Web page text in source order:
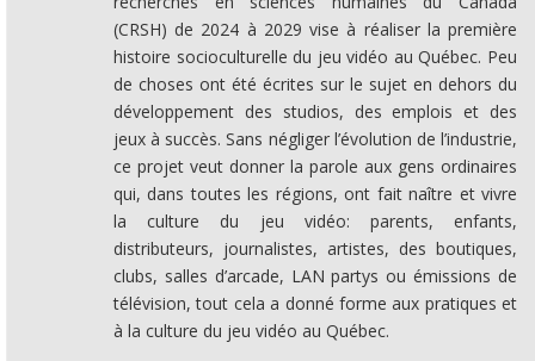
(CRSH) de 2024 à 2029 vise à réaliser la première
histoire socioculturelle du jeu vidéo au Québec. Peu
de choses ont été écrites sur le sujet en dehors du
développement des studios, des emplois et des
jeux à succès. Sans négliger l’évolution de l’industrie,
ce projet veut donner la parole aux gens ordinaires
qui, dans toutes les régions, ont fait naître et vivre
la culture du jeu vidéo: parents, enfants,
distributeurs, journalistes, artistes, des boutiques,
clubs, salles d’arcade, LAN partys ou émissions de
télévision, tout cela a donné forme aux pratiques et
à la culture du jeu vidéo au Québec.